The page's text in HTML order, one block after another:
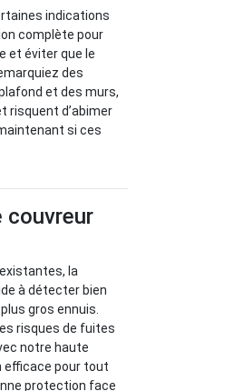
indications
complète pour
et éviter que le
des
et des murs,
risquent d’abimer
si ces
couvreur
la
à détecter bien
gros ennuis.
risques de fuites
notre haute
efficace pour tout
protection face